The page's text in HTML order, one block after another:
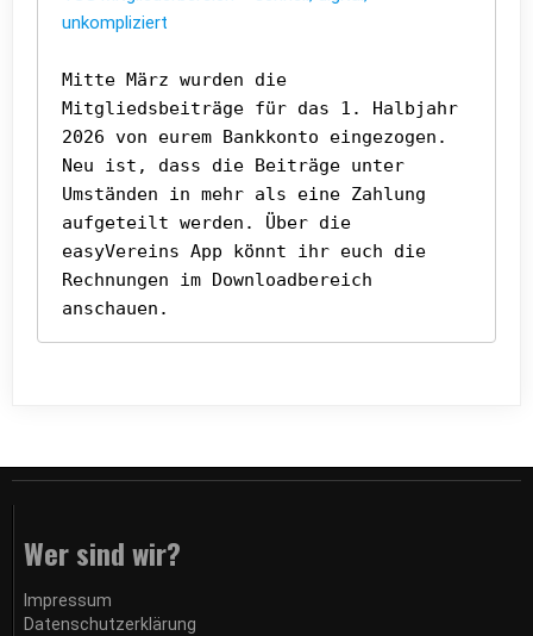
unkompliziert
Mitte März wurden die
Mitgliedsbeiträge für das 1. Halbjahr
2026 von eurem Bankkonto eingezogen.
Neu ist, dass die Beiträge unter
Umständen in mehr als eine Zahlung
aufgeteilt werden. Über die
easyVereins App könnt ihr euch die
Rechnungen im Downloadbereich
anschauen.
Wer sind wir?
Impressum
Datenschutzerklärung